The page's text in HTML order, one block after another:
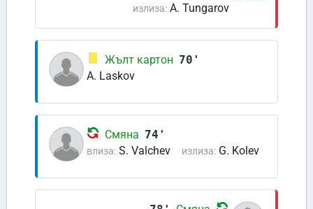
излиза: A. Tungarov
Жълт картон 70'
A. Laskov
Смяна 74'
влиза: S. Valchev излиза: G. Kolev